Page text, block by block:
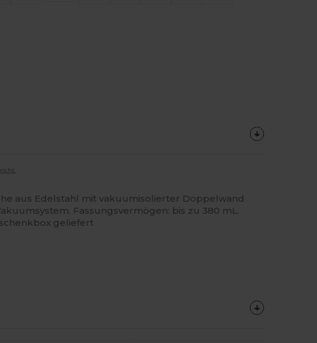
aus Edelstahl mit vakuumisolierter Doppelwand
Fassungsvermögen: bis zu 380 mL.
geliefert